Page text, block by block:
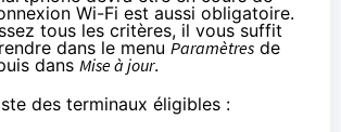
Wi-Fi est aussi obligatoire.
tous les critères, il vous suffit
dans le menu Paramètres de
dans Mise à jour.
des terminaux éligibles :